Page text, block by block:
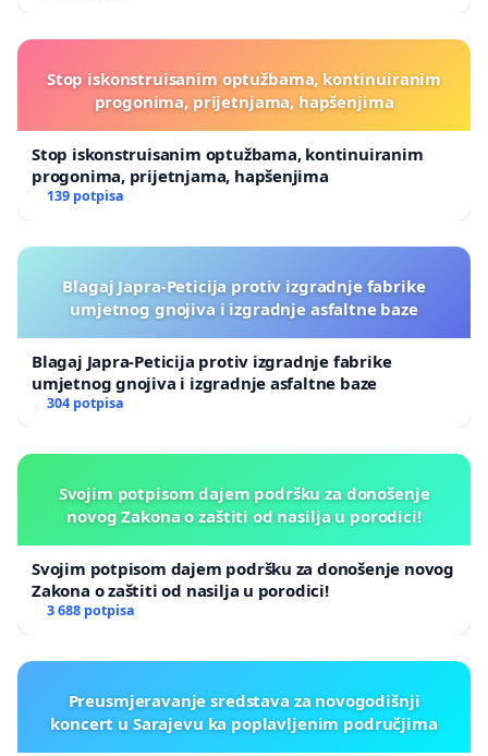
Stop iskonstruisanim optužbama, kontinuiranim
progonima, prijetnjama, hapšenjima
Stop iskonstruisanim optužbama, kontinuiranim
progonima, prijetnjama, hapšenjima
139 potpisa
Blagaj Japra-Peticija protiv izgradnje fabrike
umjetnog gnojiva i izgradnje asfaltne baze
Blagaj Japra-Peticija protiv izgradnje fabrike
umjetnog gnojiva i izgradnje asfaltne baze
304 potpisa
Svojim potpisom dajem podršku za donošenje
novog Zakona o zaštiti od nasilja u porodici!
Svojim potpisom dajem podršku za donošenje novog
Zakona o zaštiti od nasilja u porodici!
3 688 potpisa
Preusmjeravanje sredstava za novogodišnji
koncert u Sarajevu ka poplavljenim područjima